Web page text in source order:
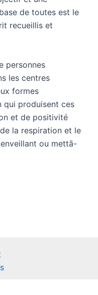
de toutes est le
recueillis et
personnes
les centres
formes
qui produisent ces
et de positivité
la respiration et le
ou mettā-